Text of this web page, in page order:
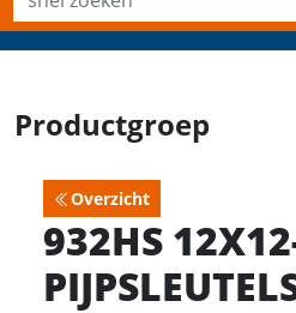
Productgroep
Overzicht
932HS